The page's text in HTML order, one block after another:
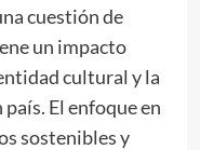
cuestión de
un impacto
cultural y la
El enfoque en
sostenibles y